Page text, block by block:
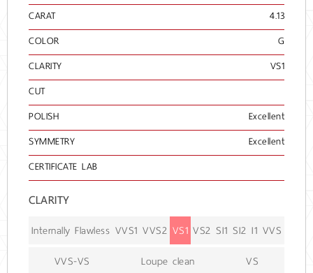
CARAT
4.13
COLOR
G
CLARITY
VS1
CUT
POLISH
Excellent
SYMMETRY
Excellent
CERTIFICATE LAB
CLARITY
Internally Flawless VVS1 VVS2 VS1 VS2 SI1 SI2 I1 VVS
VVS-VS
Loupe clean VS